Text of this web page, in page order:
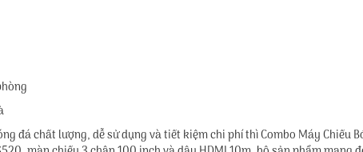
đá chất lượng, dễ sử dụng và tiết kiệm chi phí thì Combo Máy Chiếu